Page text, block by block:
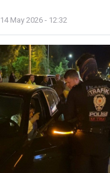
14 May 2026 - 12:32